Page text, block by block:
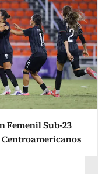
Femenil Sub-23